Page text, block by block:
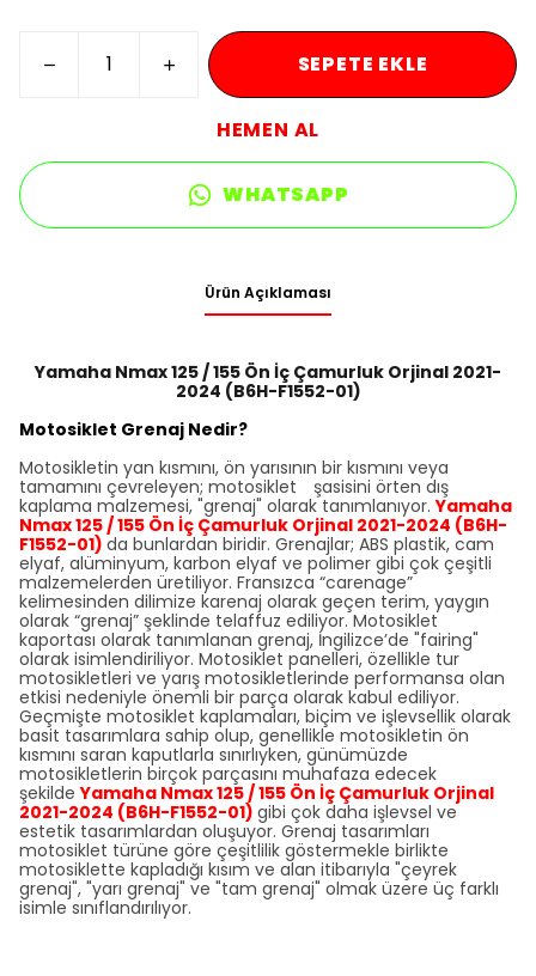
SEPETE EKLE
HEMEN AL
WHATSAPP
Ürün Açıklaması
Yamaha Nmax 125 / 155 Ön İç Çamurluk Orjinal 2021-
2024 (B6H-F1552-01)
Motosiklet Grenaj Nedir?
Motosikletin yan kısmını, ön yarısının bir kısmını veya
tamamını çevreleyen; motosiklet şasisini örten dış
kaplama malzemesi, "grenaj" olarak tanımlanıyor.Yamaha
Nmax 125 / 155 Ön İç Çamurluk Orjinal 2021-2024 (B6H-
F1552-01) da bunlardan biridir. Grenajlar; ABS plastik, cam
elyaf, alüminyum, karbon elyaf ve polimer gibi çok çeşitli
malzemelerden üretiliyor. Fransızca “carenage”
kelimesinden dilimize karenaj olarak geçen terim, yaygın
olarak “grenaj” şeklinde telaffuz ediliyor. Motosiklet
kaportası olarak tanımlanan grenaj, İngilizce’de "fairing"
olarak isimlendiriliyor. Motosiklet panelleri, özellikle tur
motosikletleri ve yarış motosikletlerinde performansa olan
etkisi nedeniyle önemli bir parça olarak kabul ediliyor.
Geçmişte motosiklet kaplamaları, biçim ve işlevsellik olarak
basit tasarımlara sahip olup, genellikle motosikletin ön
kısmını saran kaputlarla sınırlıyken, günümüzde
motosikletlerin birçok parçasını muhafaza edecek
şekildeYamaha Nmax 125 / 155 Ön İç Çamurluk Orjinal
2021-2024 (B6H-F1552-01) gibi çok daha işlevsel ve
estetik tasarımlardan oluşuyor. Grenaj tasarımları
motosiklet türüne göre çeşitlilik göstermekle birlikte
motosiklette kapladığı kısım ve alan itibarıyla "çeyrek
grenaj", "yarı grenaj" ve "tam grenaj" olmak üzere üç farklı
isimle sınıflandırılıyor.